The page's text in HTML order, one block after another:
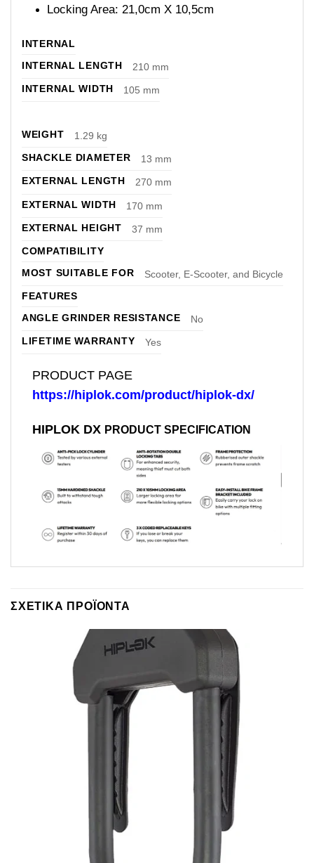
Locking Area: 21,0cm X 10,5cm
INTERNAL
INTERNAL LENGTH
210 mm
INTERNAL WIDTH
105 mm
WEIGHT 1.29 kg
SHACKLE DIAMETER
13 mm
EXTERNAL LENGTH
270 mm
EXTERNAL WIDTH
170 mm
EXTERNAL HEIGHT
37 mm
COMPATIBILITY
MOST SUITABLE FOR
Scooter, E-Scooter, and Bicycle
FEATURES
ANGLE GRINDER RESISTANCE
No
LIFETIME WARRANTY
Yes
PRODUCT PAGE
https://hiplok.com/product/hiplok-dx/
HIPLOK DX PRODUCT SPECIFICATION
ΣΧΕΤΙΚΆ ΠΡΟΪΌΝΤΑ